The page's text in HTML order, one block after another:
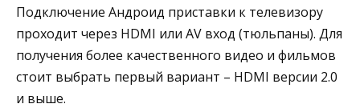
Подключение Андроид приставки к телевизору
проходит через HDMI или AV вход (тюльпаны). Для
получения более качественного видео и фильмов
стоит выбрать первый вариант – HDMI версии 2.0
и выше.